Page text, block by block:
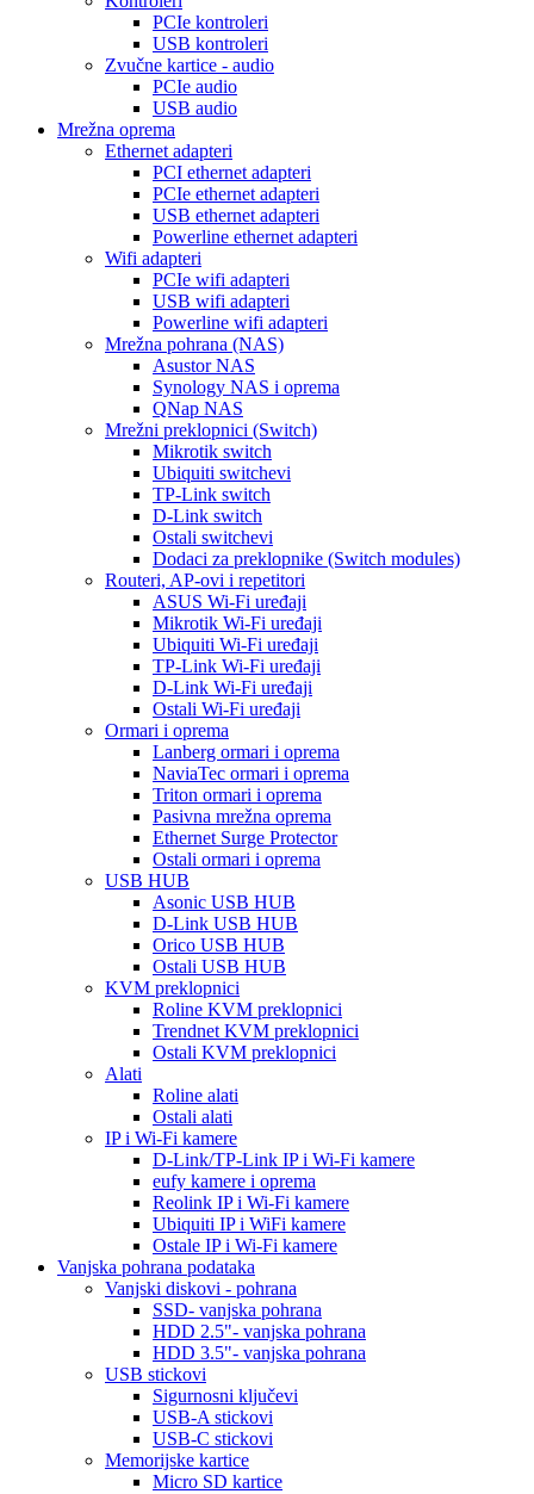
PCIe kontroleri
USB kontroleri
Zvučne kartice - audio
PCIe audio
USB audio
Mrežna oprema
Ethernet adapteri
PCI ethernet adapteri
PCIe ethernet adapteri
USB ethernet adapteri
Powerline ethernet adapteri
Wifi adapteri
PCIe wifi adapteri
USB wifi adapteri
Powerline wifi adapteri
Mrežna pohrana (NAS)
Asustor NAS
Synology NAS i oprema
QNap NAS
Mrežni preklopnici (Switch)
Mikrotik switch
Ubiquiti switchevi
TP-Link switch
D-Link switch
Ostali switchevi
Dodaci za preklopnike (Switch modules)
Routeri, AP-ovi i repetitori
ASUS Wi-Fi uređaji
Mikrotik Wi-Fi uređaji
Ubiquiti Wi-Fi uređaji
TP-Link Wi-Fi uređaji
D-Link Wi-Fi uređaji
Ostali Wi-Fi uređaji
Ormari i oprema
Lanberg ormari i oprema
NaviaTec ormari i oprema
Triton ormari i oprema
Pasivna mrežna oprema
Ethernet Surge Protector
Ostali ormari i oprema
USB HUB
Asonic USB HUB
D-Link USB HUB
Orico USB HUB
Ostali USB HUB
KVM preklopnici
Roline KVM preklopnici
Trendnet KVM preklopnici
Ostali KVM preklopnici
Alati
Roline alati
Ostali alati
IP i Wi-Fi kamere
D-Link/TP-Link IP i Wi-Fi kamere
eufy kamere i oprema
Reolink IP i Wi-Fi kamere
Ubiquiti IP i WiFi kamere
Ostale IP i Wi-Fi kamere
Vanjska pohrana podataka
Vanjski diskovi - pohrana
SSD- vanjska pohrana
HDD 2.5"- vanjska pohrana
HDD 3.5"- vanjska pohrana
USB stickovi
Sigurnosni ključevi
USB-A stickovi
USB-C stickovi
Memorijske kartice
Micro SD kartice